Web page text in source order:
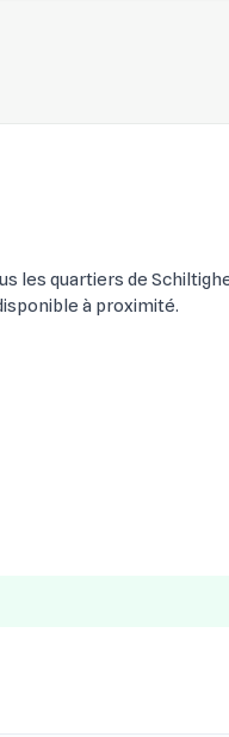
les quartiers de
à proximité.